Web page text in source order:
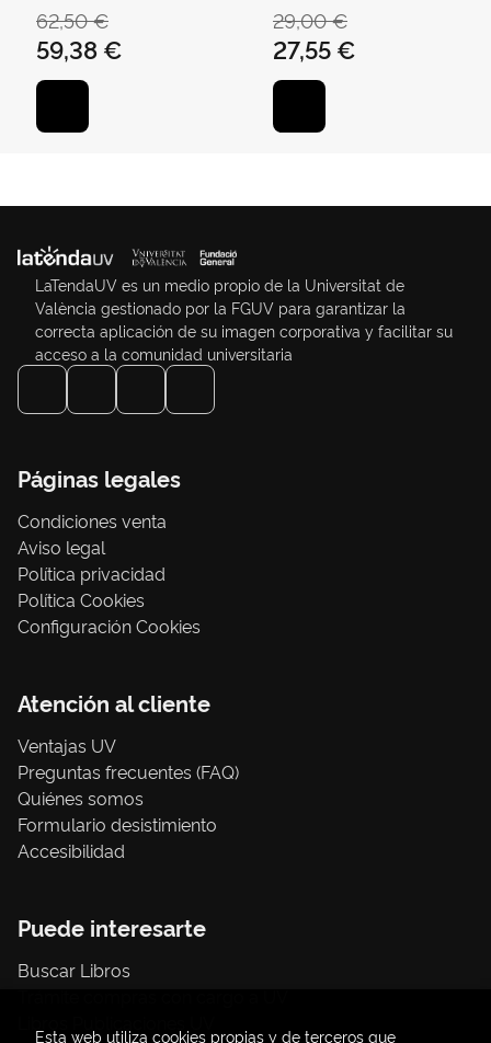
62,50 €
59,38 €
29,00 €
27,55 €
LaTendaUV es un medio propio de la Universitat de
València gestionado por la FGUV para garantizar la
correcta aplicación de su imagen corporativa y facilitar su
acceso a la comunidad universitaria
Páginas legales
Condiciones venta
Aviso legal
Política privacidad
Política Cookies
Configuración Cookies
Atención al cliente
Ventajas UV
Preguntas frecuentes (FAQ)
Quiénes somos
Formulario desistimiento
Accesibilidad
Puede interesarte
Buscar Libros
Esta web utiliza cookies propias y de terceros que